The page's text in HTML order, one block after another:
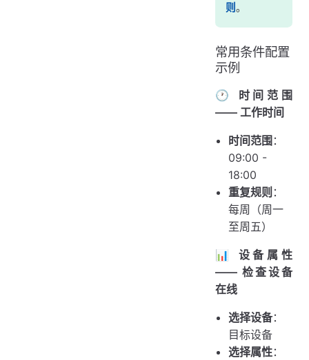
则。
常用条件配置
示例
🕐 时间范围
—— 工作时间
时间范围 ：
09:00 -
18:00
重复规则 ：
每周（周一
至周五）
📊 设备属性
—— 检查设备
在线
选择设备：
目标设备
选择属性：